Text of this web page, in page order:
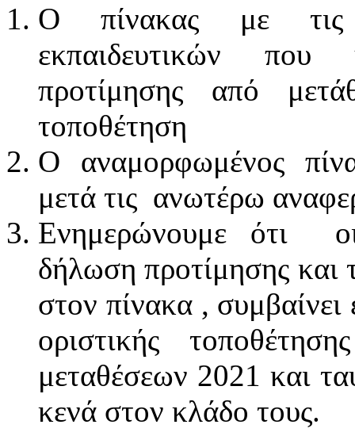
Ο πίνακας με τις
εκπαιδευτικών που
προτίμησης από
τοποθέτηση
Ο αναμορφωμένος
μετά τις ανωτέρω
Ενημερώνουμε ότι
δήλωση προτίμησης και
στον πίνακα , συμβαίνει
οριστικής
μεταθέσεων 2021 και
κενά στον κλάδο τους.